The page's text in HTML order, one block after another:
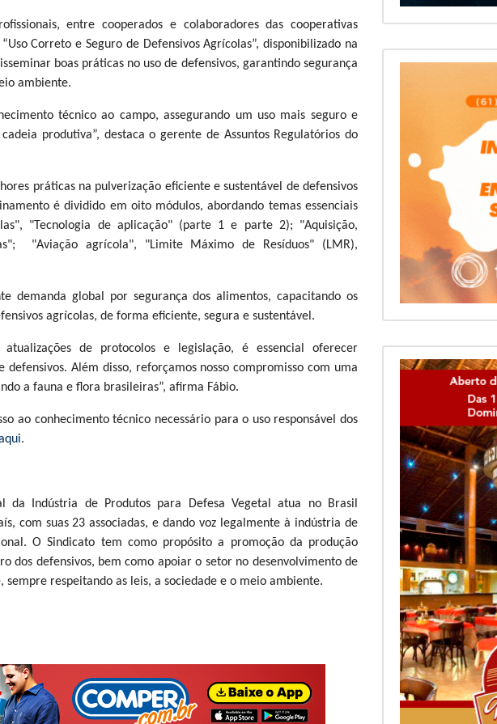
entre cooperados e colaboradores das cooperativas
Correto e Seguro de Defensivos Agrícolas”, disponibilizado na
boas práticas no uso de defensivos, garantindo segurança
ambiente.
técnico ao campo, assegurando um uso mais seguro e
produtiva”, destaca o gerente de Assuntos Regulatórios do
práticas na pulverização eficiente e sustentável de defensivos
é dividido em oito módulos, abordando temas essenciais
"Tecnologia de aplicação" (parte 1 e parte 2); "Aquisição,
"Aviação agrícola", "Limite Máximo de Resíduos" (LMR),
demanda global por segurança dos alimentos, capacitando os
agrícolas, de forma eficiente, segura e sustentável.
de protocolos e legislação, é essencial oferecer
Além disso, reforçamos nosso compromisso com uma
a fauna e flora brasileiras”, afirma Fábio.
ao conhecimento técnico necessário para o uso responsável dos
Indústria de Produtos para Defesa Vegetal atua no Brasil
com suas 23 associadas, e dando voz legalmente à indústria de
O Sindicato tem como propósito a promoção da produção
dos defensivos, bem como apoiar o setor no desenvolvimento de
sempre respeitando as leis, a sociedade e o meio ambiente.